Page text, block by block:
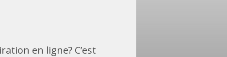
en ligne? C’est